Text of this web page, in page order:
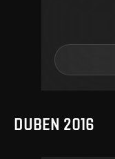
DUBEN 2016